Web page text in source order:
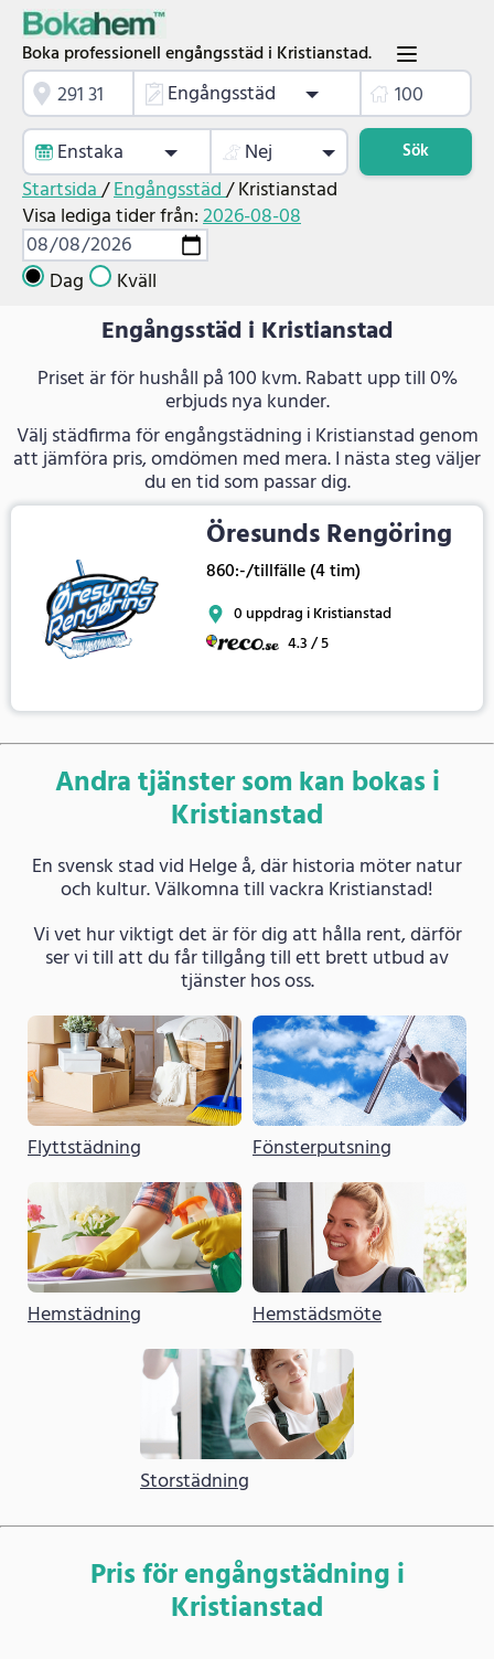
Boka professionell engångsstäd i Kristianstad.
Engångsstäd
Enstaka
Nej Sök
Startsida/Engångsstäd/Kristianstad
Visa lediga tider från:2026-08-08
Dag Kväll
Engångsstäd i Kristianstad
Priset är för hushåll på 100 kvm. Rabatt upp till 0%
erbjuds nya kunder.
Välj städfirma för engångstädning i Kristianstad genom
att jämföra pris, omdömen med mera. I nästa steg väljer
du en tid som passar dig.
Öresunds Rengöring
860:-/tillfälle (4 tim)
0 uppdrag i Kristianstad
4.3 / 5
Andra tjänster som kan bokas i
Kristianstad
En svensk stad vid Helge å, där historia möter natur
och kultur. Välkomna till vackra Kristianstad!
Vi vet hur viktigt det är för dig att hålla rent, därför
ser vi till att du får tillgång till ett brett utbud av
tjänster hos oss.
Flyttstädning Fönsterputsning
Hemstädning Hemstädsmöte
Storstädning
Pris för engångstädning i
Kristianstad